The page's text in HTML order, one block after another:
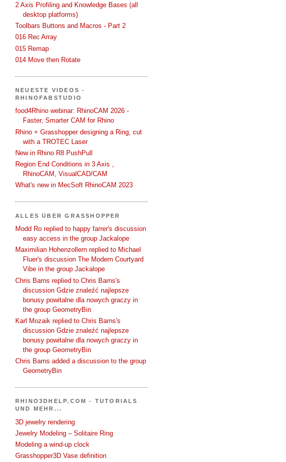
2 Axis Profiling and Knowledge Bases (all
desktop platforms)
Toolbars Buttons and Macros - Part 2
016 Rec Array
015 Remap
014 Move then Rotate
NEUESTE VIDEOS -
RHINOFABSTUDIO
food4Rhino webinar: RhinoCAM 2026 -
Faster, Smarter CAM for Rhino
Rhino + Grasshopper designing a Ring, cut
with a TROTEC Laser
New in Rhino R8 PushPull
Region End Conditions in 3 Axis ,
RhinoCAM, VisualCAD/CAM
What's new in MecSoft RhinoCAM 2023
ALLES ÜBER GRASSHOPPER
Modd Ro replied to happy farrer's discussion
easy access in the group Jackalope
Maximilian Hohenzollern replied to Michael
Fluer's discussion The Modern Courtyard
Vibe in the group Jackalope
Chris Barns replied to Chris Barns's
discussion Gdzie znaleźć najlepsze
bonusy powitalne dla nowych graczy in
the group GeometryBin
Karl Mozaik replied to Chris Barns's
discussion Gdzie znaleźć najlepsze
bonusy powitalne dla nowych graczy in
the group GeometryBin
Chris Barns added a discussion to the group
GeometryBin
RHINO3DHELP.COM - TUTORIALS
UND MEHR...
3D jewelry rendering
Jewelry Modeling – Solitaire Ring
Modeling a wind-up clock
Grasshopper3D Vase definition